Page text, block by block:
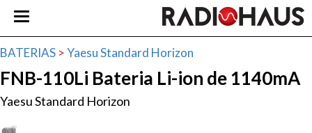
BATERIAS >Yaesu Standard Horizon
FNB-110Li Bateria Li-ion de 1140mA
Yaesu Standard Horizon